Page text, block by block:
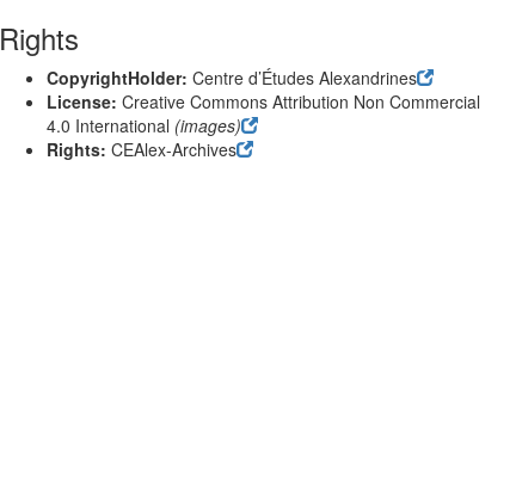
Rights
CopyrightHolder: Centre d’Études Alexandrines
License: Creative Commons Attribution Non Commercial
4.0 International (images)
Rights: CEAlex-Archives